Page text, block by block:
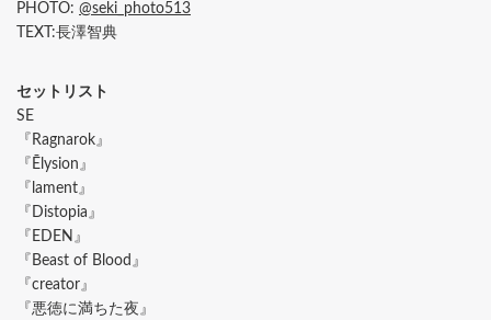
PHOTO: @seki_photo513
TEXT:長澤智典
セットリスト
SE
『Ragnarok』
『Ēlysion』
『lament』
『Distopia』
『EDEN』
『Beast of Blood』
『creator』
『悪徳に満ちた夜』